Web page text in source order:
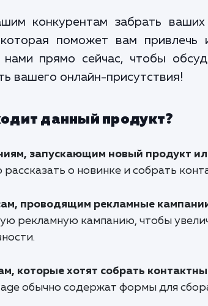
конкурентам забрать
которая поможет вам
нами прямо сейчас, чтобы
вашего онлайн-присутствия!
данный продукт?
запускающим новый продукт
о новинке и собрать
проводящим рекламные
рекламную кампанию, чтобы
которые хотят собрать
обычно содержат формы для